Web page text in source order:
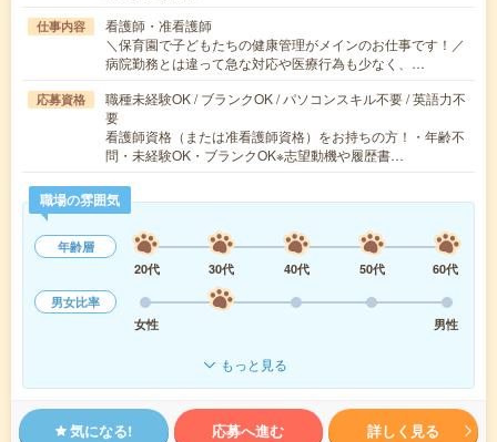
仕事内容
看護師・准看護師
＼保育園で子どもたちの健康管理がメインのお仕事です！／
病院勤務とは違って急な対応や医療行為も少なく、…
応募資格
職種未経験OK / ブランクOK / パソコンスキル不要 / 英語力不
要
看護師資格（または准看護師資格）をお持ちの方！・年齢不
問・未経験OK・ブランクOK※志望動機や履歴書…
職場の雰囲気
年齢層
20代
30代 40代 50代
60代
男女比率
女性
男性
もっと見る
気になる! 応募へ進む 詳しく見る